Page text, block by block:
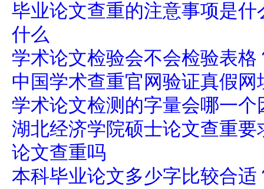
毕业论文查重的注意事项是
什么
学术论文检验会不会检验表格
中国学术查重官网验证真假网
学术论文检测的字量会哪一个
湖北经济学院硕士论文查重
论文查重吗
本科毕业论文多少字比较合